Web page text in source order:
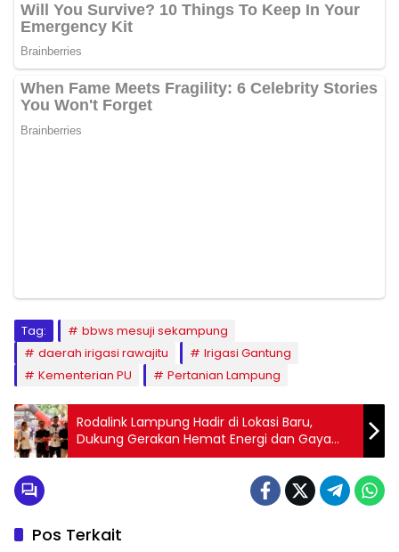
Tag:
bbws mesuji sekampung
daerah irigasi rawajitu
Irigasi Gantung
Kementerian PU
Pertanian Lampung
Rodalink Lampung Hadir di Lokasi Baru,
Dukung Gerakan Hemat Energi dan Gaya
Hidup Sehat
Pos Terkait